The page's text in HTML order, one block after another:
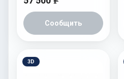
Сообщить
3D